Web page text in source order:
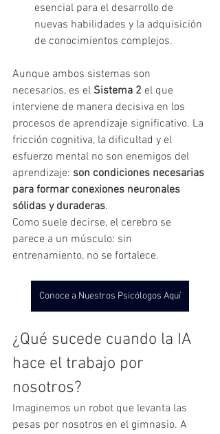
esencial para el desarrollo de
nuevas habilidades y la adquisición
de conocimientos complejos.
Aunque ambos sistemas son
necesarios, es el Sistema 2 el que
interviene de manera decisiva en los
procesos de aprendizaje significativo. La
fricción cognitiva, la dificultad y el
esfuerzo mental no son enemigos del
aprendizaje: son condiciones necesarias
para formar conexiones neuronales
sólidas y duraderas.
Como suele decirse, el cerebro se
parece a un músculo: sin
entrenamiento, no se fortalece.
Conoce a Nuestros Psicólogos Aquí
¿Qué sucede cuando la IA
hace el trabajo por
nosotros?
Imaginemos un robot que levanta las
pesas por nosotros en el gimnasio. A